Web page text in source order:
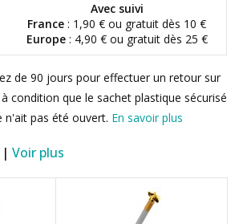
Avec suivi
France : 1,90 € ou gratuit dès 10 €
Europe: 4,90 € ou gratuit dès 25 €
de 90 jours pour effectuer un retour sur
condition que le sachet plastique sécurisé
n'ait pas été ouvert. En savoir plus
| Voir plus